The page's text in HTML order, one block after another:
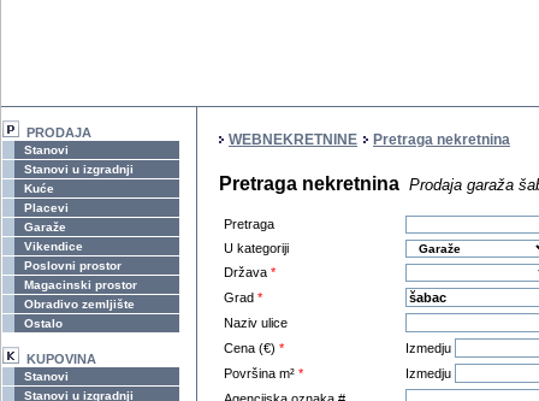
PRODAJA
Stanovi
Stanovi u izgradnji
Kuće
Placevi
Garaže
Vikendice
Poslovni prostor
Magacinski prostor
Obradivo zemljište
Ostalo
KUPOVINA
Stanovi
Stanovi u izgradnji
WEBNEKRETNINE Pretraga nekretnina
Pretraga nekretnina Prodaja garaža
Pretraga
U kategoriji
Država *
Grad *
Naziv ulice
Cena (€) *
Izmedju
Površina m² *
Izmedju